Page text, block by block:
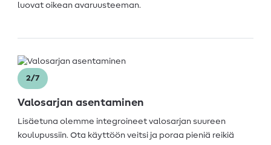
luovat oikean avaruusteeman.
2/7
Valosarjan asentaminen
Lisäetuna olemme integroineet valosarjan suureen
koulupussiin. Ota käyttöön veitsi ja poraa pieniä reikiä